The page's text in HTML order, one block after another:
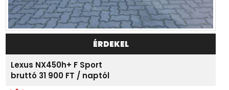
ÉRDEKEL
Lexus NX450h+ F Sport
bruttó 31 900 FT / naptól